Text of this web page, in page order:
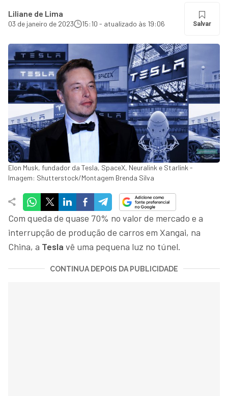
Liliane de Lima
03 de janeiro de 2023 15:10 - atualizado às 19:06 Salvar
Elon Musk, fundador da Tesla, SpaceX, Neuralink e Starlink -
Imagem: Shutterstock/Montagem Brenda Silva
Com queda de quase 70% no valor de mercado e a
interrupção de produção de carros em Xangai, na
China, a Tesla vê uma pequena luz no túnel.
CONTINUA DEPOIS DA PUBLICIDADE